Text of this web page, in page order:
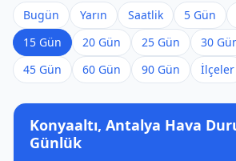
Bugün Yarın Saatlik 5 Gün
15 Gün
20 Gün 25 Gün 30
45 Gün
60 Gün 90 Gün İlçeler
Konyaaltı, Antalya Hava
Günlük